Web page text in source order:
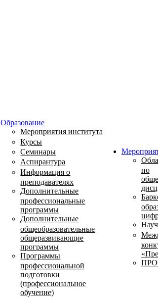
Образование
Мероприятия института
Курсы
Семинары
Аспирантура
Информация о
преподавателях
Дополнительные
профессиональные
программы
Дополнительные
общеобразовательные
общеразвивающие
программы
Программы
профессиональной
подготовки
(профессиональное
обучение)
по